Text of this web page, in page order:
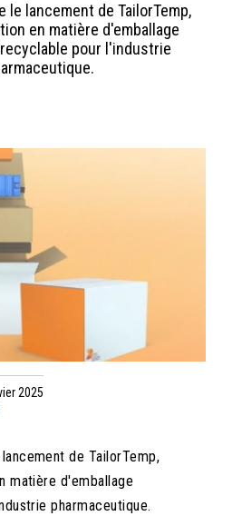
le lancement de TailorTemp,
en matière d'emballage
pour l'industrie
2025
de TailorTemp,
matière d'emballage
pharmaceutique.